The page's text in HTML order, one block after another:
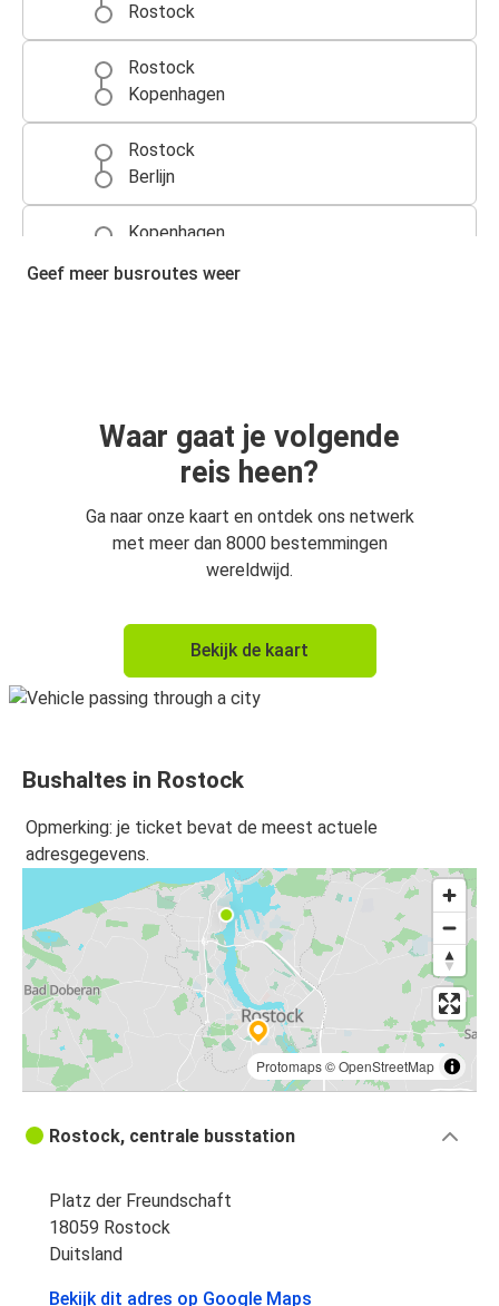
Rostock
Rostock
Kopenhagen
Rostock
Berlijn
Kopenhagen
Rostock
Rostock
Szczecin
Rostock
Lübeck
Rostock
Amsterdam
Amsterdam
Rostock
Nykøbing Falster
Rostock
Geef meer busroutes weer
Waar gaat je volgende
reis heen?
Ga naar onze kaart en ontdek ons netwerk
met meer dan 8000 bestemmingen
wereldwijd.
Bekijk de kaart
Bushaltes in Rostock
Opmerking: je ticket bevat de meest actuele
adresgegevens.
Protomaps©OpenStreetMap
Rostock, centrale busstation
Platz der Freundschaft
18059 Rostock
Duitsland
Bekijk dit adres op Google Maps